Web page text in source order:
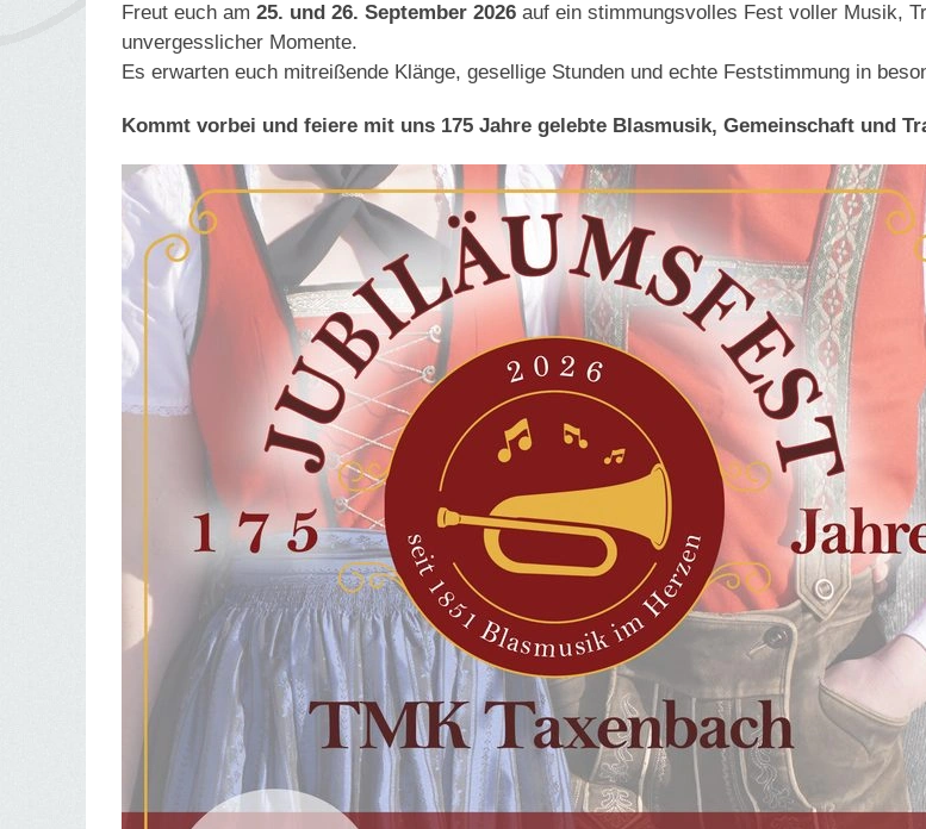
Freut euch am 25. und 26. September 2026 auf ein stimmungsvolles Fest voller Musik,
unvergesslicher Momente.
Es erwarten euch mitreißende Klänge, gesellige Stunden und echte Feststimmung in
Kommt vorbei und feiere mit uns 175 Jahre gelebte Blasmusik, Gemeinschaft und